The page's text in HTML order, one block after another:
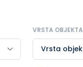
VRSTA OBJEKTA